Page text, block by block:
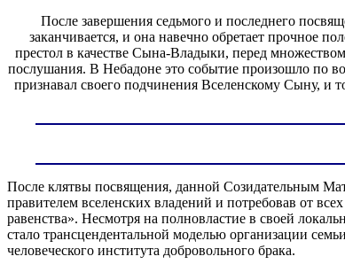
После завершения седьмого и последнего
заканчивается, и она навечно обретает прочное
престол в качестве Сына-Владыки, перед
послушания. В Небадоне это событие произошло по
признавал своего подчинения Вселенскому Сыну, и
После клятвы посвящения, данной Созидательным
правителем вселенских владений и потребовав от
равенства». Несмотря на полновластие в своей
стало трансцендентальной моделью организации
человеческого института добровольного брака.